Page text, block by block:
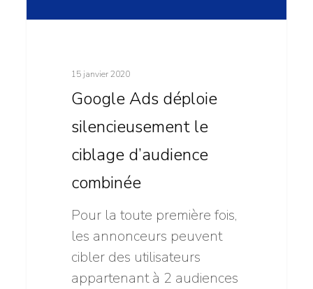
15 janvier 2020
Google Ads déploie
silencieusement le
ciblage d’audience
combinée
Pour la toute première fois,
les annonceurs peuvent
cibler des utilisateurs
appartenant à 2 audiences